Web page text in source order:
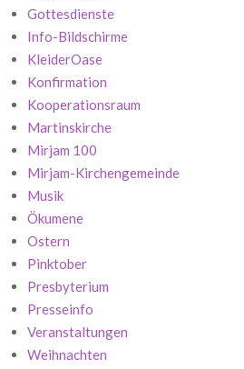
Gottesdienste
Info-Bildschirme
KleiderOase
Konfirmation
Kooperationsraum
Martinskirche
Mirjam 100
Mirjam-Kirchengemeinde
Musik
Ökumene
Ostern
Pinktober
Presbyterium
Presseinfo
Veranstaltungen
Weihnachten